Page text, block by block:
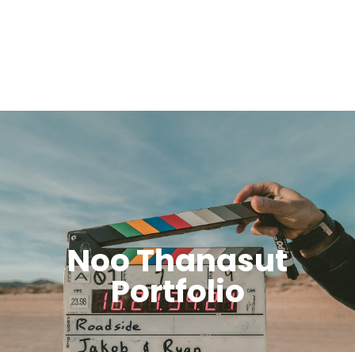
Noo Thanasut
Portfolio